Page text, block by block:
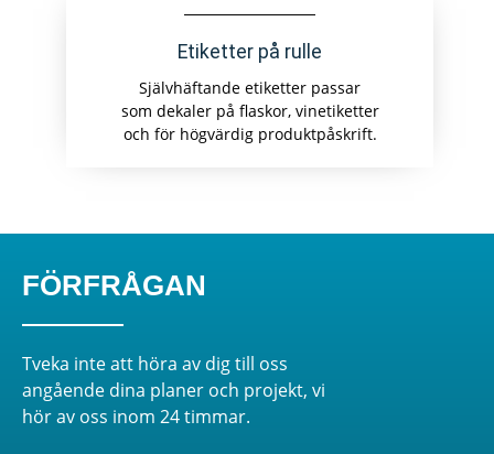
Etiketter på rulle
Självhäftande etiketter passar
som dekaler på flaskor, vinetiketter
och för högvärdig produktpåskrift.
FÖRFRÅGAN
Tveka inte att höra av dig till oss
angående dina planer och projekt, vi
hör av oss inom 24 timmar.